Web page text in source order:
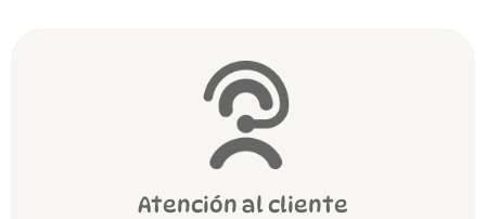
Atención al cliente